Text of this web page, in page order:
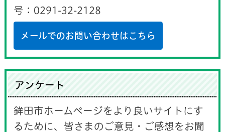
号：0291-32-2128
メールでのお問い合わせはこちら
アンケート
鉾田市ホームページをより良いサイトにす
るために、皆さまのご意見・ご感想をお聞